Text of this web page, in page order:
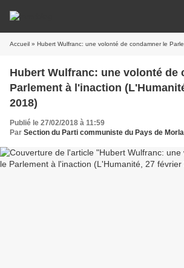
Accueil » Hubert Wulfranc: une volonté de condamner le Parlement à
Hubert Wulfranc: une volonté de
Parlement à l'inaction
2018)
Publié le 27/02/2018 à 11:59
Par Section du Parti communiste du Pays de